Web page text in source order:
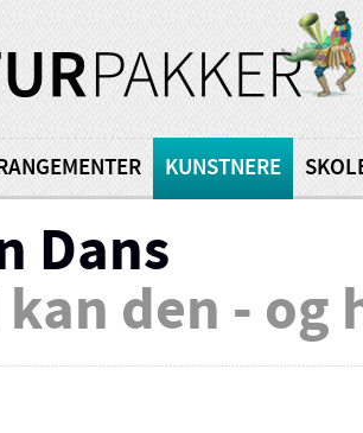
KUNSTNERE
Dans
den - og